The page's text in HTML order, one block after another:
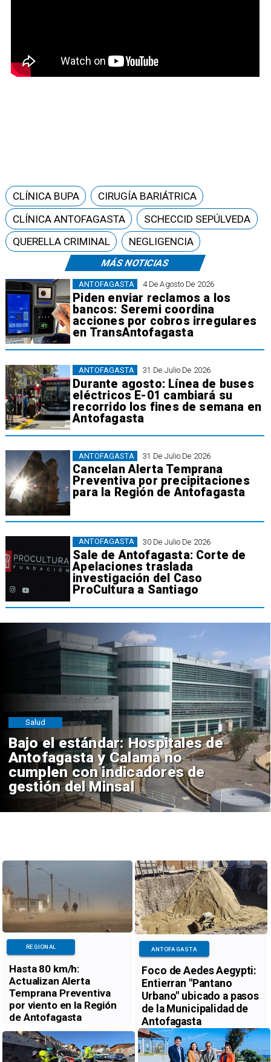
MÁS NOTICIAS
4 De Agosto De 2026
Piden enviar reclamos a los
bancos: Seremi coordina
acciones por cobros irregulares
en TransAntofagasta
ANTOFAGASTA
31 De Julio De 2026
Durante agosto: Línea de buses
eléctricos E-01 cambiará su
recorrido los fines de semana en
Antofagasta
ANTOFAGASTA
31 De Julio De 2026
Cancelan Alerta Temprana
Preventiva por precipitaciones
para la Región de Antofagasta
ANTOFAGASTA
30 De Julio De 2026
Sale de Antofagasta: Corte de
Apelaciones traslada
investigación del Caso
ProCultura a Santiago
ANTOFAGASTA
CLÍNICA BUPA
CIRUGÍA BARIÁTRICA
CLÍNICA ANTOFAGASTA
SCHECCID SEPÚLVEDA
QUERELLA CRIMINAL
NEGLIGENCIA
Bajo el estándar: Hospitales de
Antofagasta y Calama no
cumplen con indicadores de
gestión del Minsal
Salud
Hasta 80 km/h:
Actualizan Alerta
Temprana Preventiva
por viento en la Región
de Antofagasta
REGIONAL
Foco de Aedes Aegypti:
Entierran "Pantano
Urbano" ubicado a pasos
de la Municipalidad de
Antofagasta
ANTOFAGASTA